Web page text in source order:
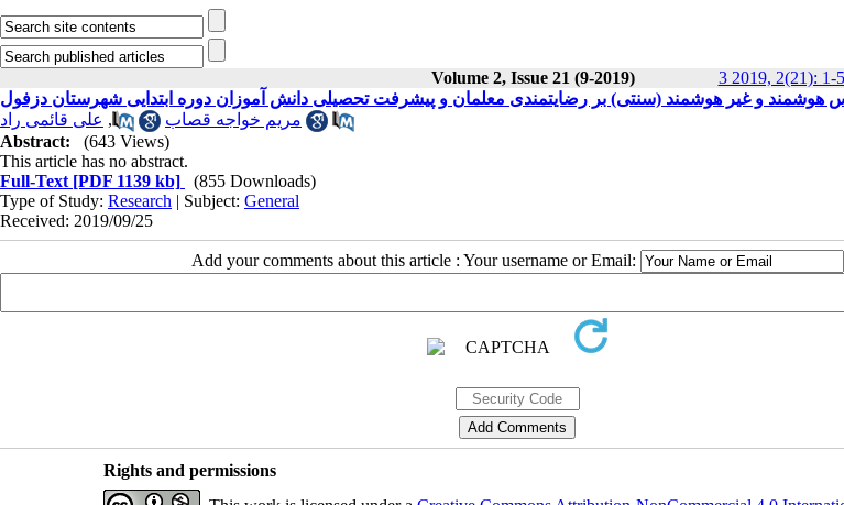
Volume 2, Issue 21 (9-2019) 3 2019, 2(21): 1-5
و غیر هوشمند (سنتی) بر رضایتمندی معلمان و پیشرفت تحصیلی دانش آموزان دوره ابتدایی شهرستان دزفول
مریم خواجه قصاب
, علی قائمی راد
Abstract:
(643 Views)
This article has no abstract.
Full-Text [PDF 1139 kb]
(855 Downloads)
Type of Study: Research | Subject: General
Received: 2019/09/25
Add your comments about this article : Your username or Email:
Rights and permissions